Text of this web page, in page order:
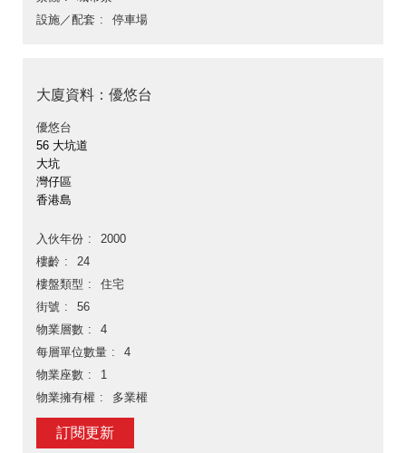
設施／配套
停車場
大廈資料：優悠台
優悠台
56 大坑道
大坑
灣仔區
香港島
入伙年份
2000
樓齡
24
樓盤類型
住宅
街號
56
物業層數
4
每層單位數量
4
物業座數
1
物業擁有權
多業權
訂閱更新